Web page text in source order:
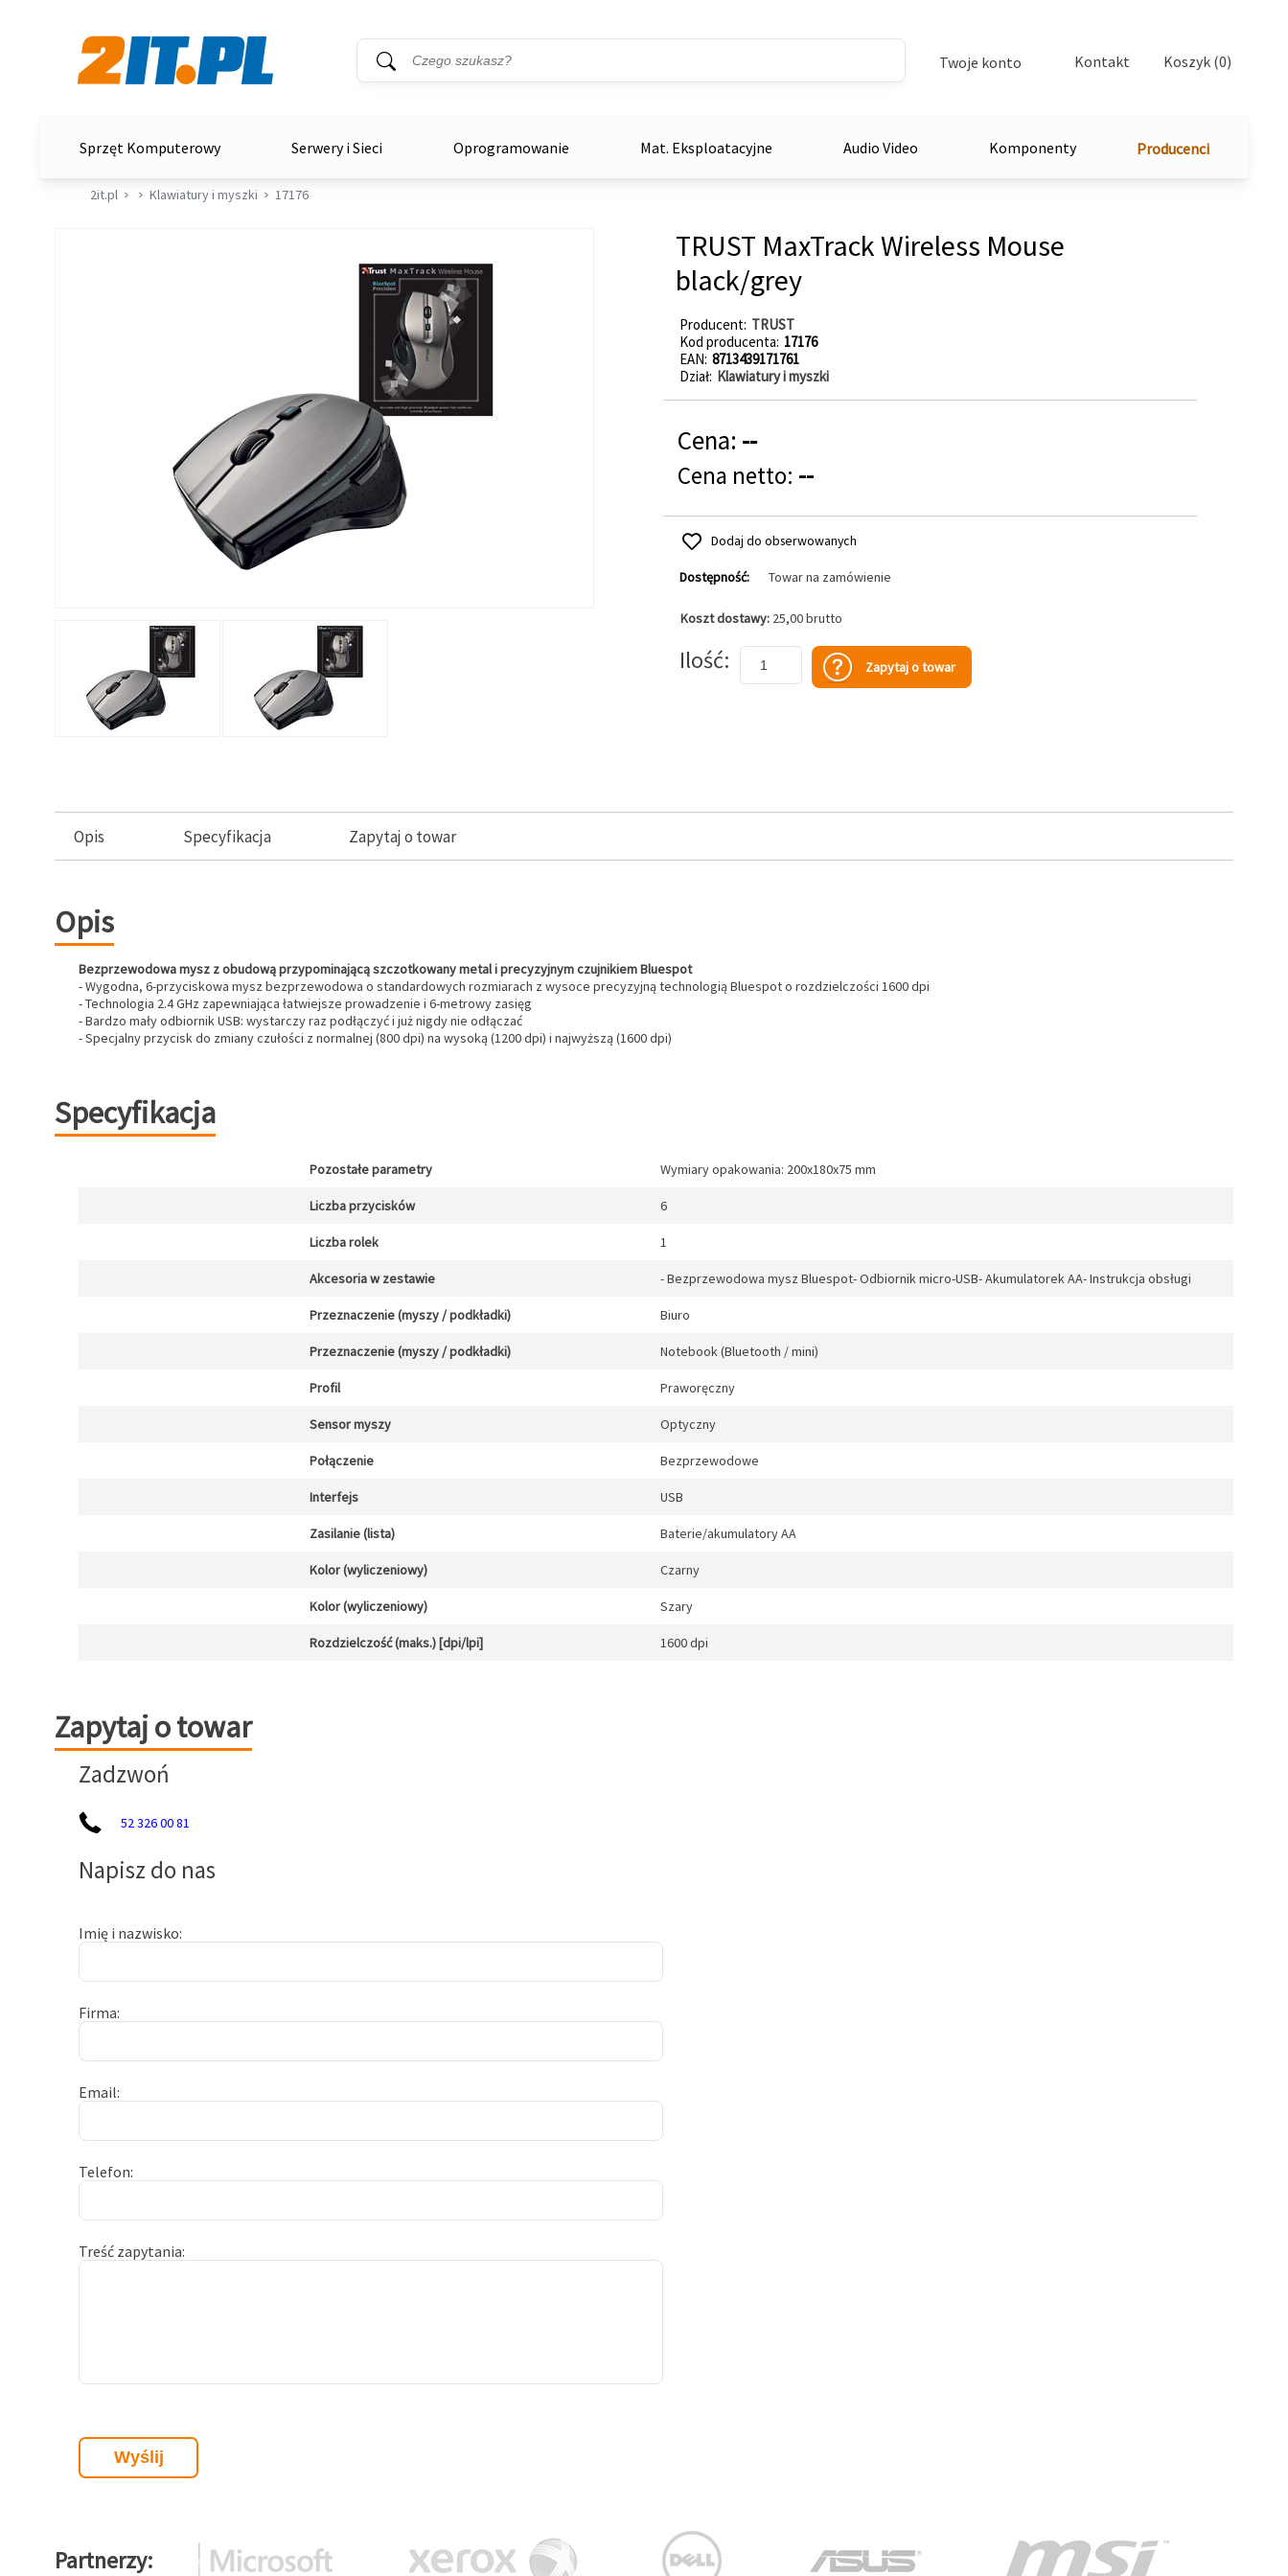
Wyszukiwarka
Słowo kluczowe
Twoje konto Kontakt Koszyk (0)
Sprzęt Komputerowy Serwery i Sieci Oprogramowanie Mat. Eksploatacyjne Audio Video Komponenty Producenci
2it.pl Klawiatury i myszki 17176
TRUST MaxTrack Wireless Mouse
black/grey
Producent TRUST
Kod producenta 17176
EAN 8713439171761
Dział Klawiatury i myszki
Cena: --
Cena netto: --
Dodaj do obserwowanych
Dostępność: Towar na zamówienie
Koszt dostawy: 25,00 brutto
Ilość Zapytaj o towar
Opis Specyfikacja Zapytaj o towar
Opis
Bezprzewodowa mysz z obudową przypominającą szczotkowany metal i precyzyjnym czujnikiem Bluespot
- Wygodna, 6-przyciskowa mysz bezprzewodowa o standardowych rozmiarach z wysoce precyzyjną technologią Bluespot o rozdzielczości 1600 dpi
- Technologia 2.4 GHz zapewniająca łatwiejsze prowadzenie i 6-metrowy zasięg
- Bardzo mały odbiornik USB: wystarczy raz podłączyć i już nigdy nie odłączać
- Specjalny przycisk do zmiany czułości z normalnej (800 dpi) na wysoką (1200 dpi) i najwyższą (1600 dpi)
Specyfikacja
Pozostałe parametry Wymiary opakowania: 200x180x75 mm
Liczba przycisków 6
Liczba rolek 1
Akcesoria w zestawie - Bezprzewodowa mysz Bluespot- Odbiornik micro-USB- Akumulatorek AA- Instrukcja obsługi
Przeznaczenie (myszy / podkładki) Biuro
Przeznaczenie (myszy / podkładki) Notebook (Bluetooth / mini)
Profil Praworęczny
Sensor myszy Optyczny
Połączenie Bezprzewodowe
Interfejs USB
Zasilanie (lista) Baterie/akumulatory AA
Kolor (wyliczeniowy) Czarny
Kolor (wyliczeniowy) Szary
Rozdzielczość (maks.) [dpi/lpi] 1600 dpi
Zapytaj o towar
Zapytaj o towar
Zadzwoń
52 326 00 81
Napisz do nas
Imię i nazwisko
Firma
Email
Telefon
Treść zapytania
Partnerzy